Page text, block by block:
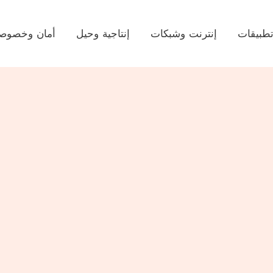
أمان إنتاجية وحيل إنترنت وشبكات